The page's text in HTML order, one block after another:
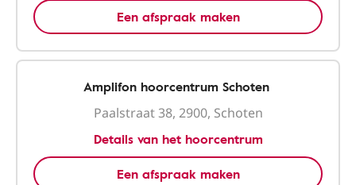
Een afspraak maken
Amplifon hoorcentrum Schoten
Paalstraat 38, 2900, Schoten
Details van het hoorcentrum
Een afspraak maken